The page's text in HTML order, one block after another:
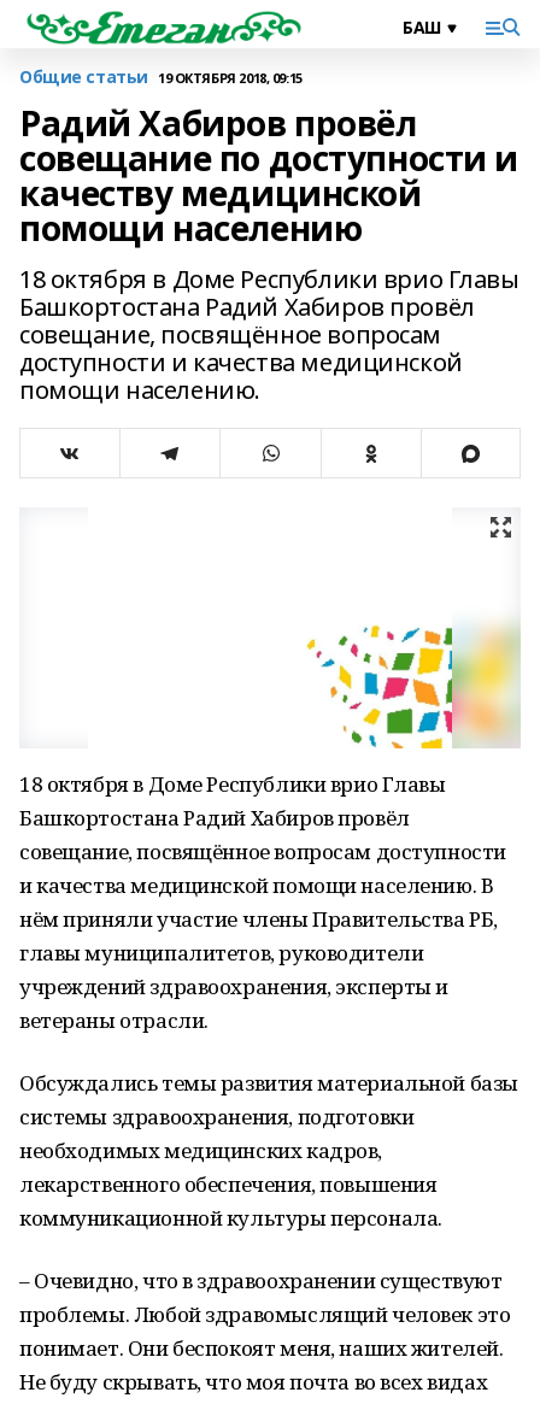
Общие статьи 19 ОКТЯБРЯ 2018, 09:15
Радий Хабиров провёл
совещание по доступности и
качеству медицинской
помощи населению
18 октября в Доме Республики врио Главы
Башкортостана Радий Хабиров провёл
совещание, посвящённое вопросам
доступности и качества медицинской
помощи населению.
18 октября в Доме Республики врио Главы
Башкортостана Радий Хабиров провёл
совещание, посвящённое вопросам доступности
и качества медицинской помощи населению. В
нём приняли участие члены Правительства РБ,
главы муниципалитетов, руководители
учреждений здравоохранения, эксперты и
ветераны отрасли.
Обсуждались темы развития материальной базы
системы здравоохранения, подготовки
необходимых медицинских кадров,
лекарственного обеспечения, повышения
коммуникационной культуры персонала.
– Очевидно, что в здравоохранении существуют
проблемы. Любой здравомыслящий человек это
понимает. Они беспокоят меня, наших жителей.
Не буду скрывать, что моя почта во всех видах